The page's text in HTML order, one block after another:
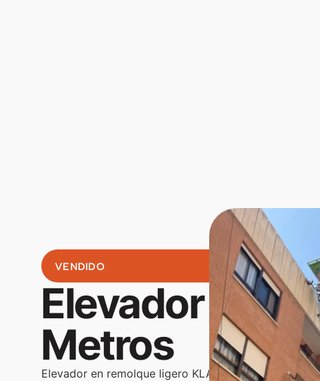
VENDIDO
Elevador
Metros
Elevador en remolque ligero KLAAS Toplight 21.5